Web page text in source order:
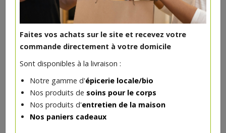
Faites vos achats sur le site et recevez votre
commande directement à votre domicile
Sont disponibles à la livraison :
Notre gamme d'épicerie locale/bio
Nos produits de soins pour le corps
Nos produits d'entretien de la maison
Nos paniers cadeaux
Réception souhaitée le
DANS LA MÊME CATÉGORIE ...